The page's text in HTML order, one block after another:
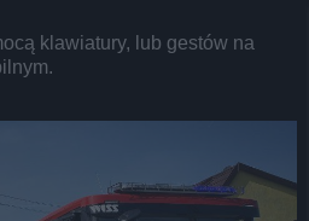
klawiatury, lub gestów na